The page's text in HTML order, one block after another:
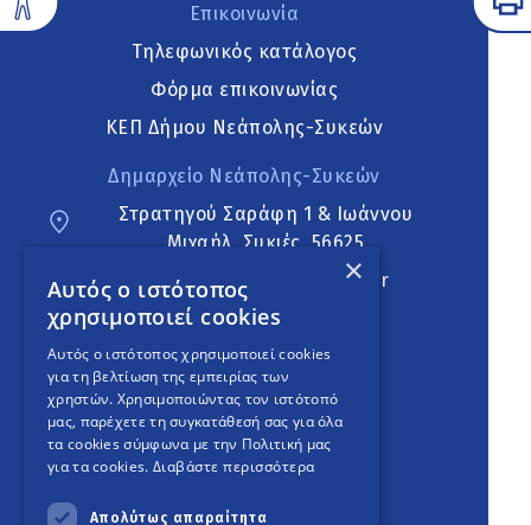
Επικοινωνία
Τηλεφωνικός κατάλογος
Φόρμα επικοινωνίας
ΚΕΠ Δήμου Νεάπολης-Συκεών
Δημαρχείο Νεάπολης-Συκεών
Στρατηγού Σαράφη 1 & Ιωάννου
Μιχαήλ, Συκιές, 56625
neapoli.sykies@ddt.gov.gr
Ακολουθήστε
English Version
An project
×
Αυτός ο ιστότοπος
χρησιμοποιεί cookies
Αυτός ο ιστότοπος χρησιμοποιεί cookies
για τη βελτίωση της εμπειρίας των
χρηστών. Χρησιμοποιώντας τον ιστότοπό
μας, παρέχετε τη συγκατάθεσή σας για όλα
τα cookies σύμφωνα με την Πολιτική μας
για τα cookies. Διαβάστε περισσότερα
Απολύτως απαραίτητα